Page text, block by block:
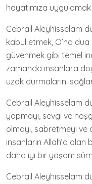
hayatımıza
Cebrail Aleyhisselam
kabul etmek, O’na dua
güvenmek gibi temel
zamanda insanlara
uzak durmalarını
Cebrail Aleyhisselam
yapmayı, sevgi ve
olmayı, sabretmeyi
insanların Allah’a olan
daha iyi bir yaşam
Cebrail Aleyhisselam